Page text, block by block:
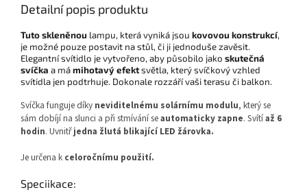
Detailní popis produktu
Tuto skleněnou lampu, která vyniká jsou kovovou konstrukcí,
je možné pouze postavit na stůl, či ji jednoduše zavěsit.
Elegantní svítidlo je vytvořeno, aby působilo jako skutečná
svíčka a mámihotavý efektsvětla, který svíčkový vzhled
svítidla jen podtrhuje. Dokonale rozzáří vaši terasu či balkon.
Svíčka funguje díky neviditelnému solárnímu modulu, který se
sám dobíjí na slunci a při stmívání seautomaticky zapne. Svítíaž 6
hodin. Uvnitřjedna žlutá blikající LED žárovka.
Je určena k celoročnímu použití.
Speciikace: